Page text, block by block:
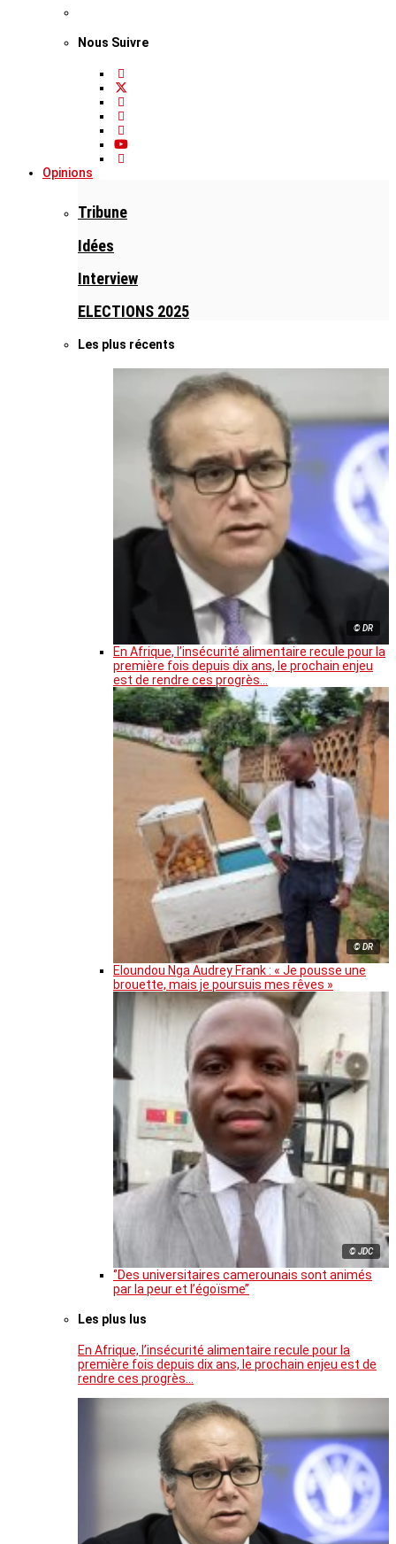
Nous Suivre
Opinions
Tribune
Idées
Interview
ELECTIONS 2025
Les plus récents
© DR
En Afrique, l’insécurité alimentaire recule pour la
première fois depuis dix ans, le prochain enjeu
est de rendre ces progrès…
© DR
Eloundou Nga Audrey Frank : « Je pousse une
brouette, mais je poursuis mes rêves »
© JDC
‘’Des universitaires camerounais sont animés
par la peur et l’égoïsme’’
Les plus lus
En Afrique, l’insécurité alimentaire recule pour la
première fois depuis dix ans, le prochain enjeu est de
rendre ces progrès…